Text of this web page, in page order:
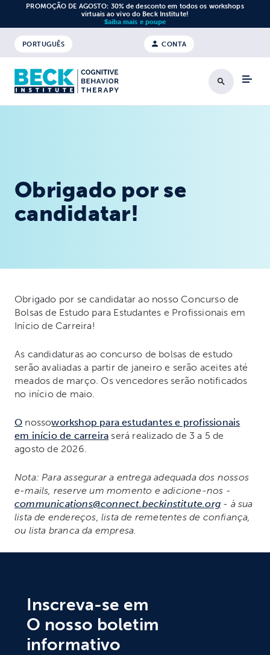
Saltar para o conteúdo
PROMOÇÃO DE AGOSTO: 30% de desconto em todos os workshops
virtuais ao vivo do Beck Institute!
Saiba mais e poupe
CONTA
PORTUGUÊS
Pesquisa
Obrigado por se
candidatar!
Obrigado por se candidatar ao nosso Concurso de
Bolsas de Estudo para Estudantes e Profissionais em
Início de Carreira!
As candidaturas ao concurso de bolsas de estudo
serão avaliadas a partir de janeiro e serão aceites até
meados de março. Os vencedores serão notificados
no início de maio.
O nossoworkshop para estudantes e profissionais
em início de carreira será realizado de 3 a 5 de
agosto de 2026.
Nota: Para assegurar a entrega adequada dos nossos
e-mails, reserve um momento e adicione-nos -
communications@connect.beckinstitute.org - à sua
lista de endereços, lista de remetentes de confiança,
ou lista branca da empresa.
Inscreva-se em
O nosso boletim
informativo